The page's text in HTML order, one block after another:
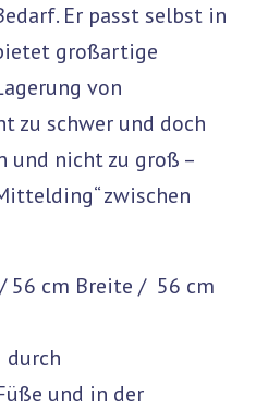
Er passt selbst in
großartige
von
zu schwer und doch
und nicht zu groß –
zwischen
56 cm Breite / 56 cm
durch
und in der